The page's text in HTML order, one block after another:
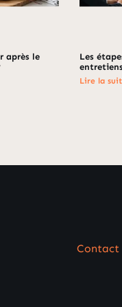
après le
Les
Lire la
Contact